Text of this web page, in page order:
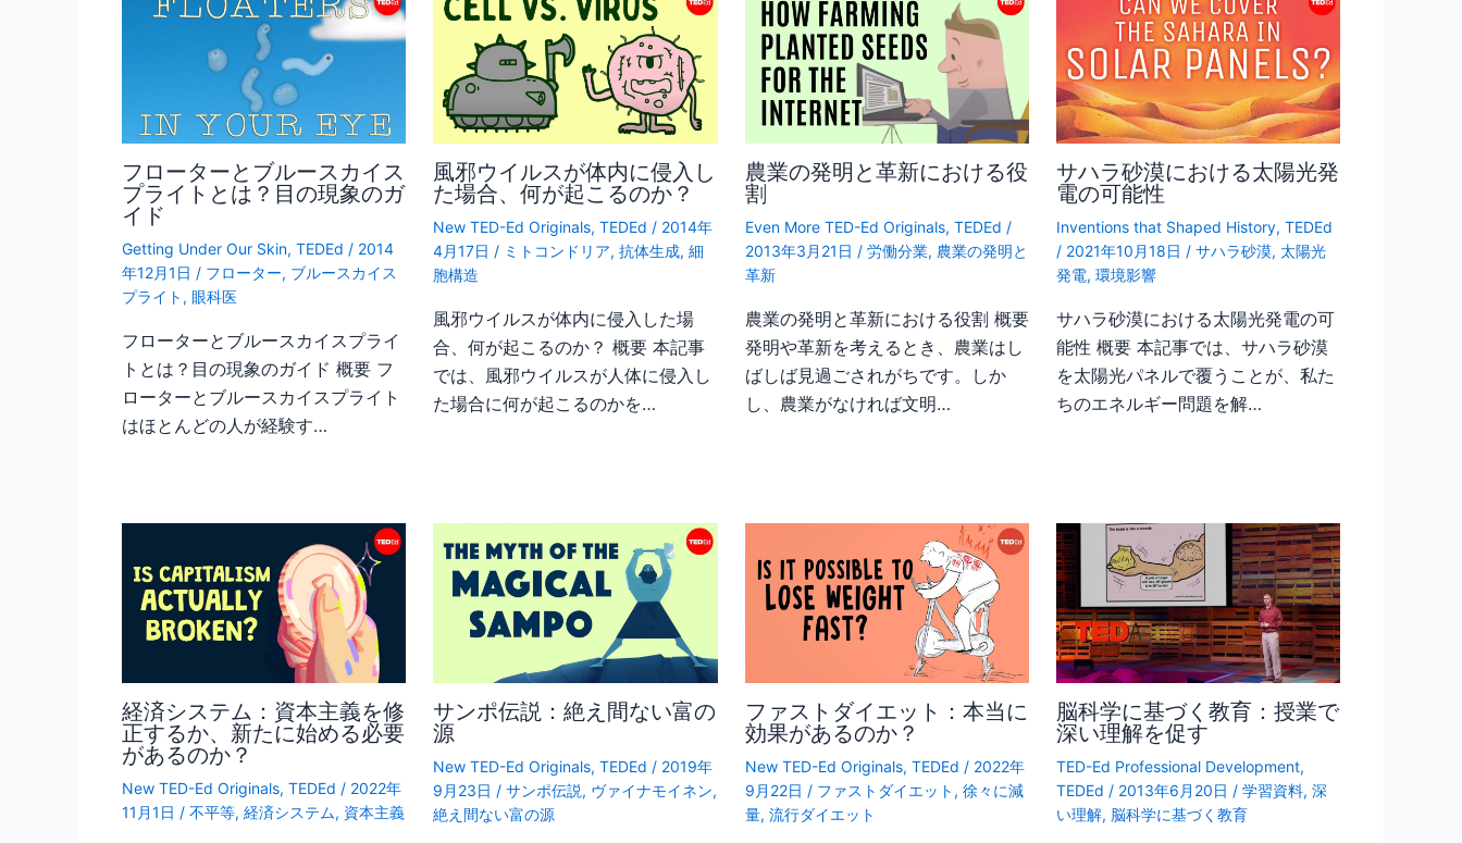
フローターとブルースカイス
プライトとは？目の現象のガ
イド
Getting Under Our Skin, TEDEd / 2014
年12月1日 / フローター, ブルースカイス
プライト , 眼科医
フローターとブルースカイスプライ
トとは？目の現象のガイド 概要 フ
ローターとブルースカイスプライト
はほとんどの人が経験す…
風邪ウイルスが体内に侵入し
た場合、何が起こるのか？
New TED-Ed Originals,TEDEd / 2014年
4月17日 / ミトコンドリア,抗体生成,細
胞構造
風邪ウイルスが体内に侵入した場
合、何が起こるのか？ 概要 本記事
では、風邪ウイルスが人体に侵入し
た場合に何が起こるのかを…
農業の発明と革新における役
割
Even More TED-Ed Originals, TEDEd /
2013年3月21日 / 労働分業, 農業の発明と
革新
農業の発明と革新における役割 概要
発明や革新を考えるとき、農業はし
ばしば見過ごされがちです。しか
し、農業がなければ文明…
サハラ砂漠における太陽光発
電の可能性
Inventions that Shaped History, TEDEd
/ 2021年10月18日 / サハラ砂漠, 太陽光
発電, 環境影響
サハラ砂漠における太陽光発電の可
能性 概要 本記事では、サハラ砂漠
を太陽光パネルで覆うことが、私た
ちのエネルギー問題を解…
経済システム：資本主義を修
正するか、新たに始める必要
があるのか？
New TED-Ed Originals, TEDEd / 2022年
11月1日 / 不平等, 経済システム, 資本主義
サンポ伝説：絶え間ない富の
源
New TED-Ed Originals,TEDEd / 2019年
9月23日 /サンポ伝説, ヴァイナモイネン,
絶え間ない富の源
ファストダイエット：本当に
効果があるのか？
New TED-Ed Originals, TEDEd / 2022年
9月22日 / ファストダイエット , 徐々に減
量, 流行ダイエット
脳科学に基づく教育：授業で
深い理解を促す
TED-Ed Professional Development,
TEDEd / 2013年6月20日 / 学習資料, 深
い理解, 脳科学に基づく教育